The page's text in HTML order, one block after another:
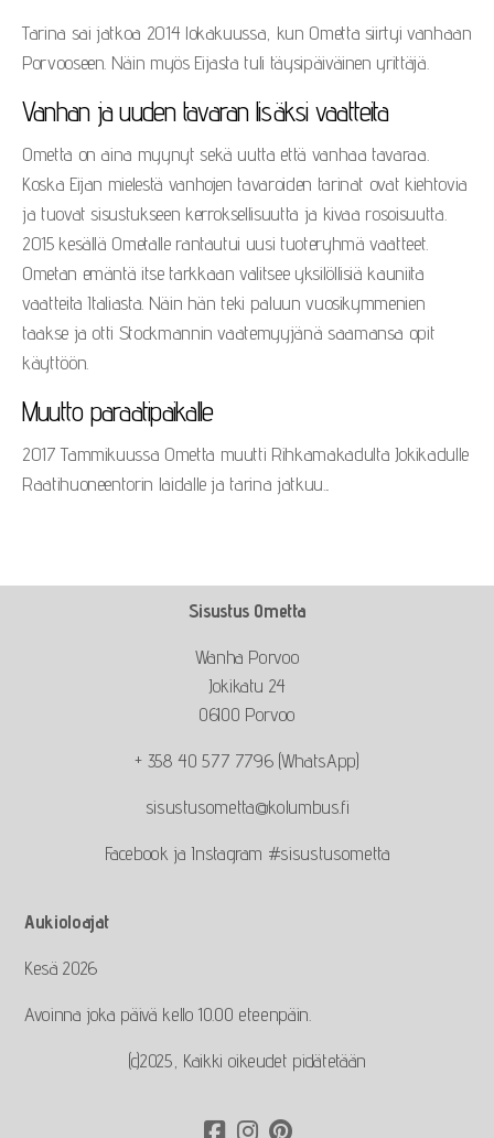
Tarina sai jatkoa 2014 lokakuussa, kun Ometta siirtyi vanhaan
Porvooseen. Näin myös Eijasta tuli täysipäiväinen yrittäjä.
Vanhan ja uuden tavaran lisäksi vaatteita
Ometta on aina myynyt sekä uutta että vanhaa tavaraa.
Koska Eijan mielestä vanhojen tavaroiden tarinat ovat kiehtovia
ja tuovat sisustukseen kerroksellisuutta ja kivaa rosoisuutta.
2015 kesällä Ometalle rantautui uusi tuoteryhmä vaatteet.
Ometan emäntä itse tarkkaan valitsee yksilöllisiä kauniita
vaatteita Italiasta. Näin hän teki paluun vuosikymmenien
taakse ja otti Stockmannin vaatemyyjänä saamansa opit
käyttöön.
Muutto paraatipaikalle
2017 Tammikuussa Ometta muutti Rihkamakadulta Jokikadulle
Raatihuoneentorin laidalle ja tarina jatkuu...
Sisustus Ometta
Wanha Porvoo
Jokikatu 24
06100 Porvoo
+ 358 40 577 7796 (WhatsApp)
sisustusometta@kolumbus.fi
Facebook ja Instagram #sisustusometta
Aukioloajat
Kesä 2026
Avoinna joka päivä kello 10.00 eteenpäin.
(c)2025, Kaikki oikeudet pidätetään